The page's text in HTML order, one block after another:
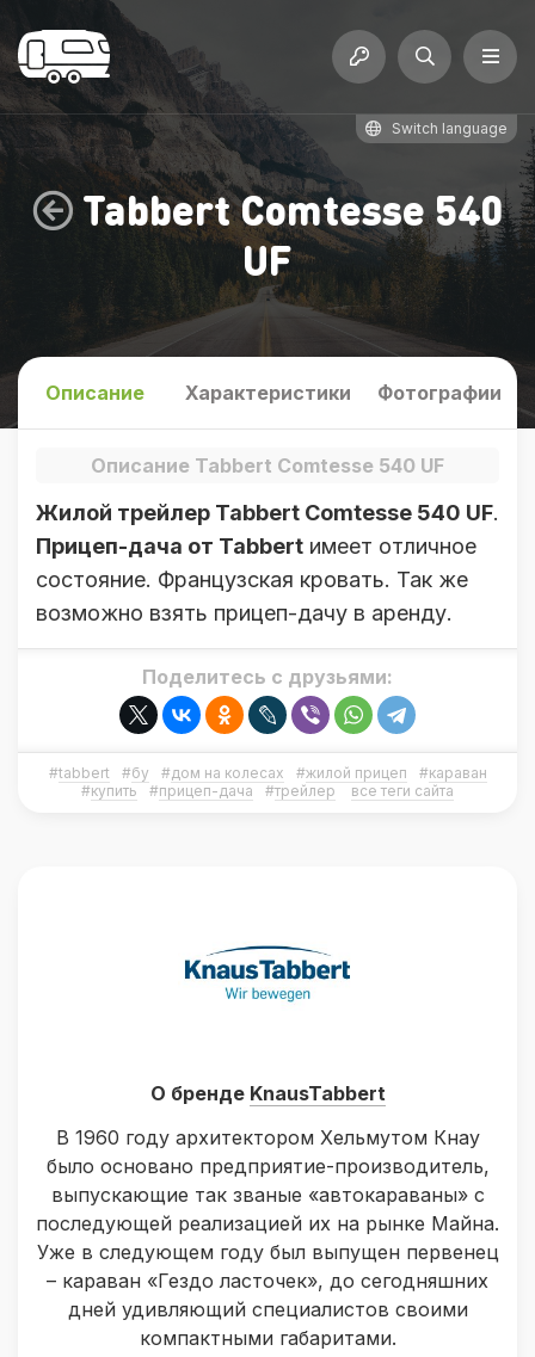
Switch language
Tabbert Comtesse 540
UF
Описание Характеристики Фотографии
Описание Tabbert Comtesse 540 UF
Жилой трейлер Tabbert Comtesse 540 UF.
Прицеп-дача от Tabbert имеет отличное
состояние. Французская кровать. Так же
возможно взять прицеп-дачу в аренду.
Поделитесь с друзьями:
#tabbert #бу #дом на колесах #жилой прицеп #караван
#купить #прицеп-дача #трейлер все теги сайта
О бренде KnausTabbert
В 1960 году архитектором Хельмутом Кнау
было основано предприятие-производитель,
выпускающие так званые «автокараваны» с
последующей реализацией их на рынке Майна.
Уже в следующем году был выпущен первенец
– караван «Гездо ласточек», до сегодняшних
дней удивляющий специалистов своими
компактными габаритами.